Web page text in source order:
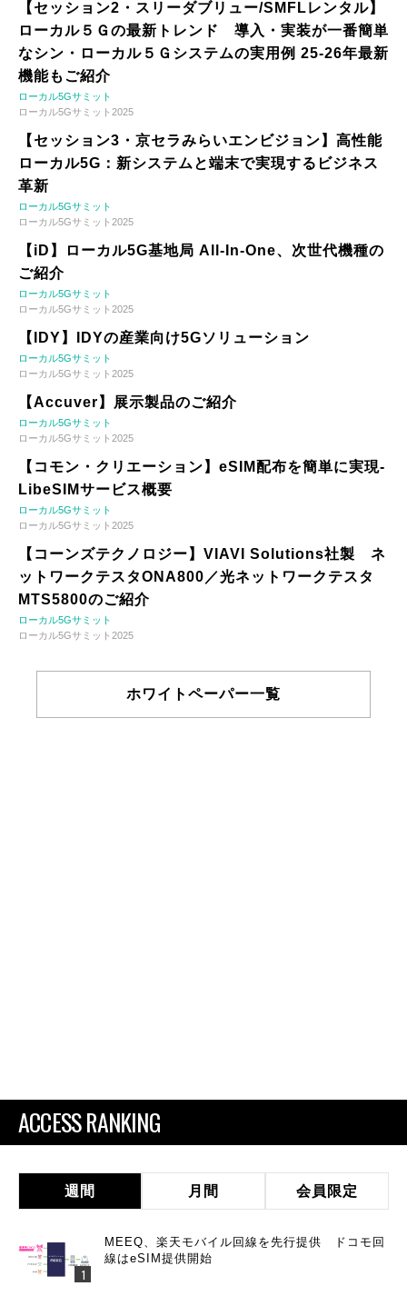
【セッション2・スリーダブリュー/SMFLレンタル】
ローカル５Ｇの最新トレンド 導入・実装が一番簡単
なシン・ローカル５Ｇシステムの実用例 25-26年最新
機能もご紹介
ローカル5Gサミット
ローカル5Gサミット2025
【セッション3・京セラみらいエンビジョン】高性能
ローカル5G：新システムと端末で実現するビジネス
革新
ローカル5Gサミット
ローカル5Gサミット2025
【iD】ローカル5G基地局 All-In-One、次世代機種の
ご紹介
ローカル5Gサミット
ローカル5Gサミット2025
【IDY】IDYの産業向け5Gソリューション
ローカル5Gサミット
ローカル5Gサミット2025
【Accuver】展示製品のご紹介
ローカル5Gサミット
ローカル5Gサミット2025
【コモン・クリエーション】eSIM配布を簡単に実現-
LibeSIMサービス概要
ローカル5Gサミット
ローカル5Gサミット2025
【コーンズテクノロジー】VIAVI Solutions社製 ネ
ットワークテスタONA800／光ネットワークテスタ
MTS5800のご紹介
ローカル5Gサミット
ローカル5Gサミット2025
ホワイトペーパー一覧
ACCESS RANKING
週間 月間 会員限定
MEEQ、楽天モバイル回線を先行提供 ドコモ回
線はeSIM提供開始